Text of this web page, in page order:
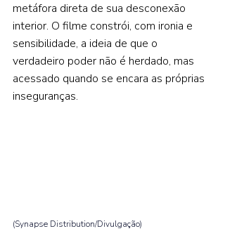
metáfora direta de sua desconexão
interior. O filme constrói, com ironia e
sensibilidade, a ideia de que o
verdadeiro poder não é herdado, mas
acessado quando se encara as próprias
inseguranças.
(Synapse Distribution/Divulgação)